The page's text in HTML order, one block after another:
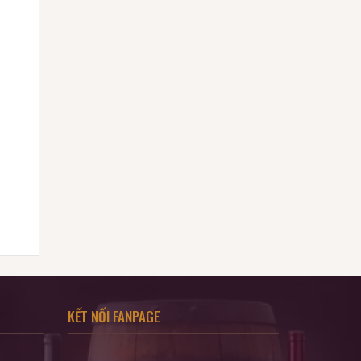
KẾT NỐI FANPAGE